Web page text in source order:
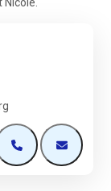
Open deOpen de